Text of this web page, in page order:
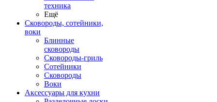
техника
Ещё
Сковороды, сотейники,
воки
Блинные
сковороды
Сковороды-гриль
Сотейники
Сковороды
Воки
Аксессуары для кухни